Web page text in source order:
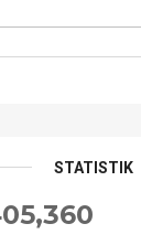
STATISTIK